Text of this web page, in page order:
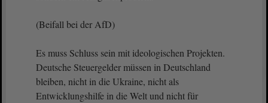
(Beifall bei der AfD)
Es muss Schluss sein mit ideologischen Projekten.
Deutsche Steuergelder müssen in Deutschland
bleiben, nicht in die Ukraine, nicht als
Entwicklungshilfe in die Welt und nicht für